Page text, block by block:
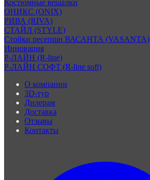
Костюмные вешалки
ОНИКС (ONIX)
РИВА (RIVA)
СТАЙЛ (STYLE)
Стойки ресепшн ВАСАНТА (VASANTA)
Инновация
Р-ЛАЙН (R-line)
Р-ЛАЙН СОФТ (R-line soft)
О компании
3D-тур
Дилерам
Доставка
Отзывы
Контакты